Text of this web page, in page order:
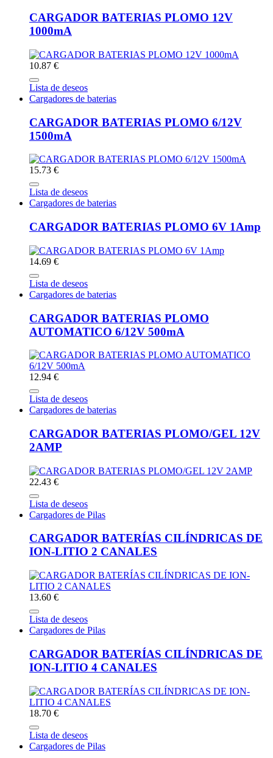
CARGADOR BATERIAS PLOMO 12V
1000mA
10.87 €
Lista de deseos
Cargadores de baterias
CARGADOR BATERIAS PLOMO 6/12V
1500mA
15.73 €
Lista de deseos
Cargadores de baterias
CARGADOR BATERIAS PLOMO 6V 1Amp
14.69 €
Lista de deseos
Cargadores de baterias
CARGADOR BATERIAS PLOMO
AUTOMATICO 6/12V 500mA
12.94 €
Lista de deseos
Cargadores de baterias
CARGADOR BATERIAS PLOMO/GEL 12V
2AMP
22.43 €
Lista de deseos
Cargadores de Pilas
CARGADOR BATERÍAS CILÍNDRICAS DE
ION-LITIO 2 CANALES
13.60 €
Lista de deseos
Cargadores de Pilas
CARGADOR BATERÍAS CILÍNDRICAS DE
ION-LITIO 4 CANALES
18.70 €
Lista de deseos
Cargadores de Pilas